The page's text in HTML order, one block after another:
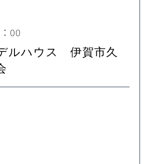
00
ルハウス 伊賀市久